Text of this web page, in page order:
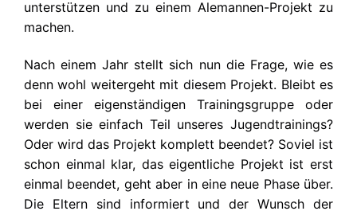
unterstützen und zu einem Alemannen-Projekt zu
machen.
Nach einem Jahr stellt sich nun die Frage, wie es
denn wohl weitergeht mit diesem Projekt. Bleibt es
bei einer eigenständigen Trainingsgruppe oder
werden sie einfach Teil unseres Jugendtrainings?
Oder wird das Projekt komplett beendet? Soviel ist
schon einmal klar, das eigentliche Projekt ist erst
einmal beendet, geht aber in eine neue Phase über.
Die Eltern sind informiert und der Wunsch der